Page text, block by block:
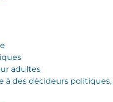
adultes
à des décideurs